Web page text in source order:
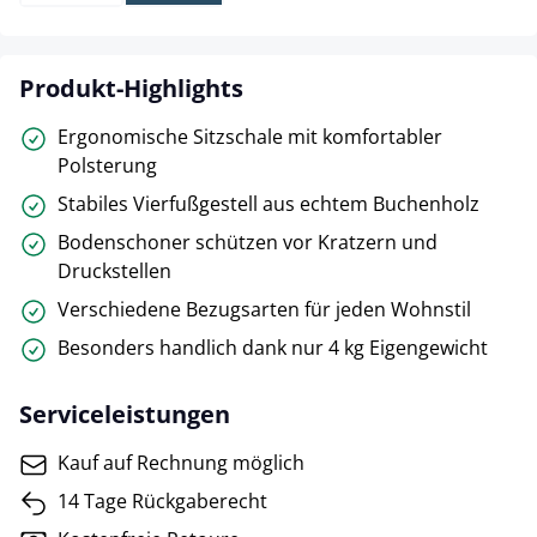
Produkt-Highlights
Ergonomische Sitzschale mit komfortabler
Polsterung
Stabiles Vierfußgestell aus echtem Buchenholz
Bodenschoner schützen vor Kratzern und
Druckstellen
Verschiedene Bezugsarten für jeden Wohnstil
Besonders handlich dank nur 4 kg Eigengewicht
Serviceleistungen
Kauf auf Rechnung möglich
14 Tage Rückgaberecht